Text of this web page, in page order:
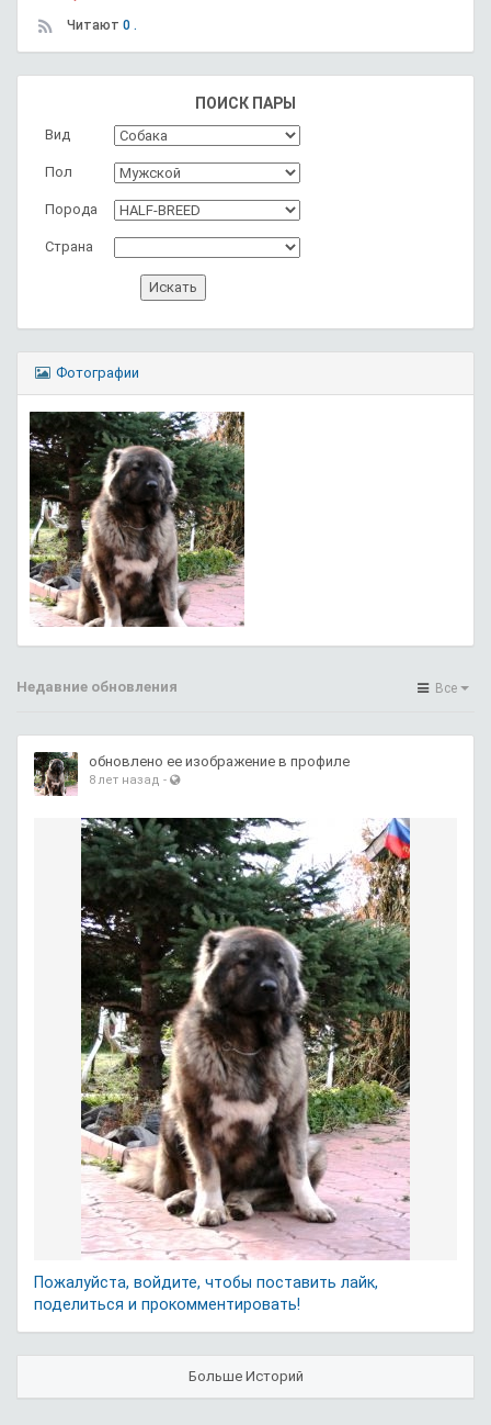
Читают 0 .
ПОИСК ПАРЫ
Вид
Пол
Порода
Страна
Фотографии
Недавние обновления Все
обновлено ее изображение в профиле
8 лет назад -
Пожалуйста, войдите, чтобы поставить лайк,
поделиться и прокомментировать!
Больше Историй